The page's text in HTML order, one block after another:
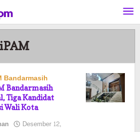
Bandarmasih
Bandarmasih
Tiga Kandidat
Wali Kota
Desember 12,